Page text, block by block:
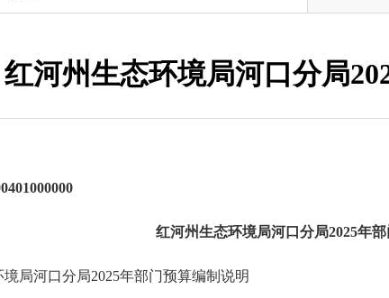
红河州生态环境局河口分局
红河州生态环境局河口分局2025年
局河口分局2025年部门预算编制说明